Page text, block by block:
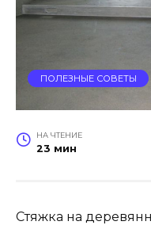
ПОЛЕЗНЫЕ СОВЕТЫ
НА ЧТЕНИЕ
23 мин
Стяжка на